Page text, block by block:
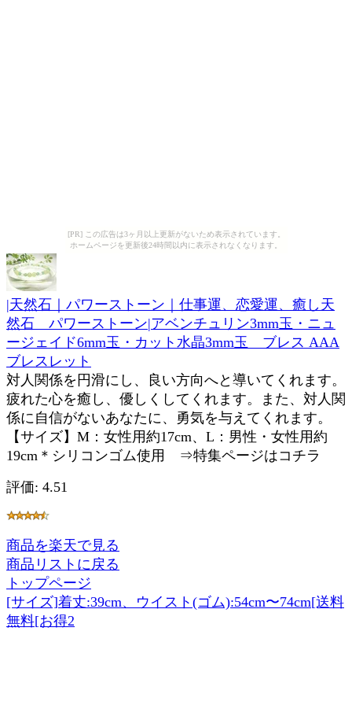
[PR] この広告は3ヶ月以上更新がないため表示されています。
ホームページを更新後24時間以内に表示されなくなります。
|天然石｜パワーストーン｜仕事運、恋愛運、癒し天
然石 パワーストーン|アベンチュリン3mm玉・ニュ
ージェイド6mm玉・カット水晶3mm玉 ブレス AAA
ブレスレット
対人関係を円滑にし、良い方向へと導いてくれます。
疲れた心を癒し、優しくしてくれます。また、対人関
係に自信がないあなたに、勇気を与えてくれます。
【サイズ】M：女性用約17cm、L：男性・女性用約
19cm＊シリコンゴム使用 ⇒特集ページはコチラ
評価: 4.51
商品を楽天で見る
商品リストに戻る
トップページ
[サイズ]着丈:39cm、ウイスト(ゴム):54cm〜74cm[送料
無料[お得2